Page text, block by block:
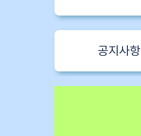
공지사항